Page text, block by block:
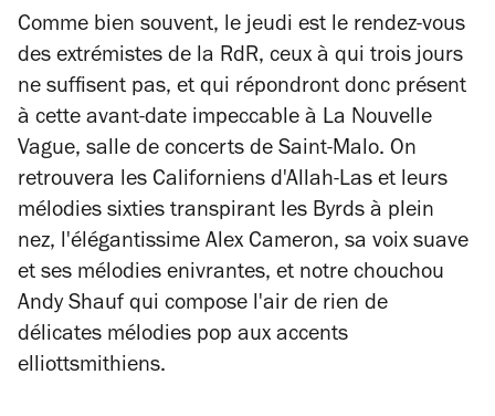
Comme bien souvent, le jeudi est le rendez-vous
des extrémistes de la RdR, ceux à qui trois jours
ne suffisent pas, et qui répondront donc présent
à cette avant-date impeccable à La Nouvelle
Vague, salle de concerts de Saint-Malo. On
retrouvera les Californiens d'Allah-Las et leurs
mélodies sixties transpirant les Byrds à plein
nez, l'élégantissime Alex Cameron, sa voix suave
et ses mélodies enivrantes, et notre chouchou
Andy Shauf qui compose l'air de rien de
délicates mélodies pop aux accents
elliottsmithiens.